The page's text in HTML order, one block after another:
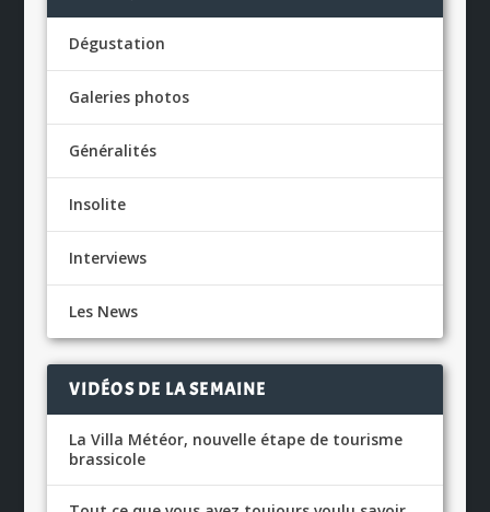
Dégustation
Galeries photos
Généralités
Insolite
Interviews
Les News
VIDÉOS DE LA SEMAINE
La Villa Météor, nouvelle étape de tourisme
brassicole